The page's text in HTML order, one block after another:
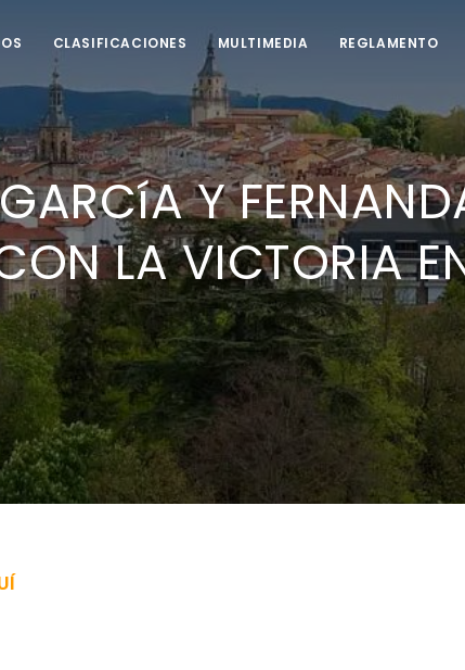
CLASIFICACIONES MULTIMEDIA REGLAMENTO
Y
LA VICTORIA